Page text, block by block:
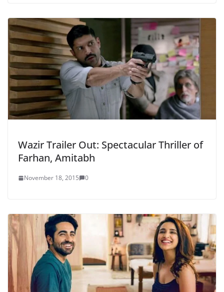
Wazir Trailer Out: Spectacular Thriller of
Farhan, Amitabh
November 18, 2015 0